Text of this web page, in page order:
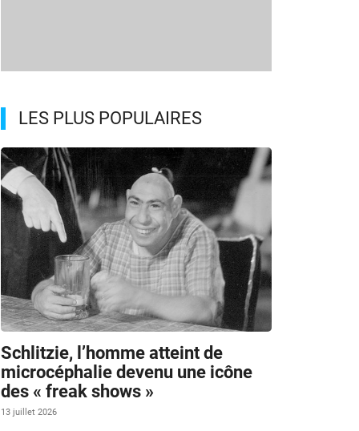
LES PLUS POPULAIRES
Schlitzie, l’homme atteint de
microcéphalie devenu une icône
des « freak shows »
13 juillet 2026